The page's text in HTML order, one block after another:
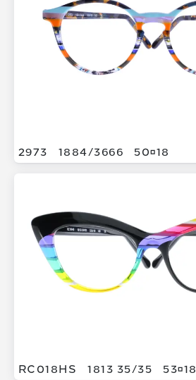
2973 1884/3666 5018
RC018HS 1813 35/35 5318